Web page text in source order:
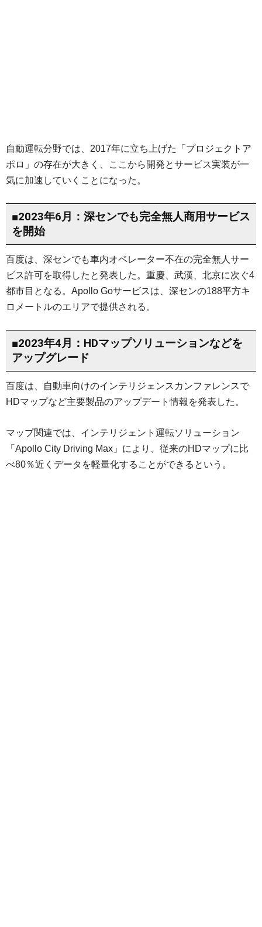
自動運転分野では、2017年に立ち上げた「プロジェクトア
ポロ」の存在が大きく、ここから開発とサービス実装が一
気に加速していくことになった。
■2023年6月：深センでも完全無人商用サービス
を開始
百度は、深センでも車内オペレーター不在の完全無人サー
ビス許可を取得したと発表した。重慶、武漢、北京に次ぐ4
都市目となる。Apollo Goサービスは、深センの188平方キ
ロメートルのエリアで提供される。
■2023年4月：HDマップソリューションなどを
アップグレード
百度は、自動車向けのインテリジェンスカンファレンスで
HDマップなど主要製品のアップデート情報を発表した。
マップ関連では、インテリジェント運転ソリューション
「Apollo City Driving Max」により、従来のHDマップに比
べ80％近くデータを軽量化することができるという。